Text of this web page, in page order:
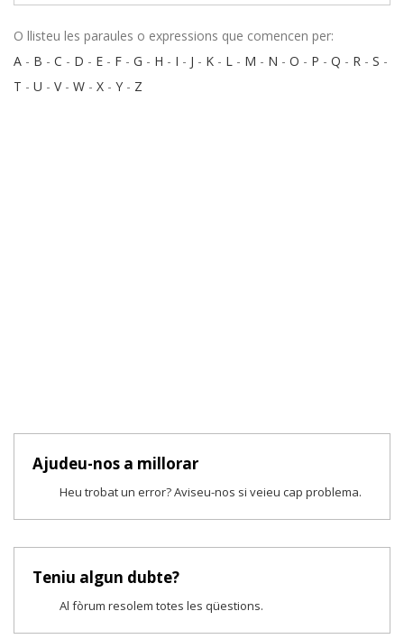
O llisteu les paraules o expressions que comencen per:
A - B - C - D - E - F - G - H - I - J - K - L - M - N - O - P - Q - R - S -
T - U - V- W - X - Y - Z
Ajudeu-nos a millorar
Heu trobat un error? Aviseu-nos si veieu cap problema.
Teniu algun dubte?
Al fòrum resolem totes les qüestions.